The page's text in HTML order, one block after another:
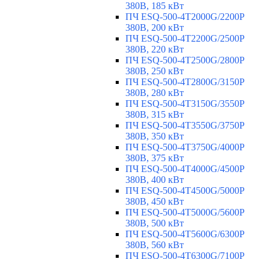
380В, 185 кВт
ПЧ ESQ-500-4T2000G/2200P
380В, 200 кВт
ПЧ ESQ-500-4T2200G/2500P
380В, 220 кВт
ПЧ ESQ-500-4T2500G/2800P
380В, 250 кВт
ПЧ ESQ-500-4T2800G/3150P
380В, 280 кВт
ПЧ ESQ-500-4T3150G/3550P
380В, 315 кВт
ПЧ ESQ-500-4T3550G/3750P
380В, 350 кВт
ПЧ ESQ-500-4T3750G/4000P
380В, 375 кВт
ПЧ ESQ-500-4T4000G/4500P
380В, 400 кВт
ПЧ ESQ-500-4T4500G/5000P
380В, 450 кВт
ПЧ ESQ-500-4T5000G/5600P
380В, 500 кВт
ПЧ ESQ-500-4T5600G/6300P
380В, 560 кВт
ПЧ ESQ-500-4T6300G/7100P